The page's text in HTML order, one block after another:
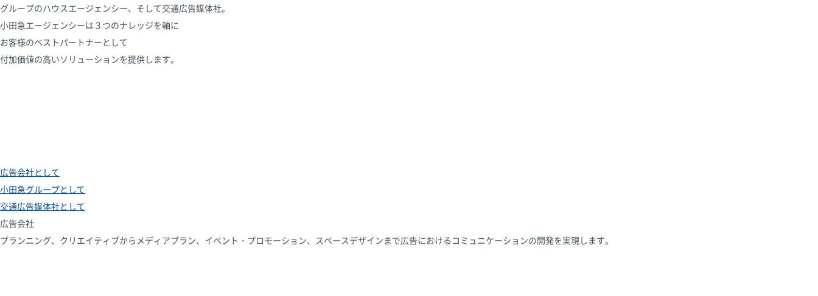
グループのハウスエージェンシー、そして交通広告媒体社。
小田急エージェンシーは３つのナレッジを軸に
お客様のベストパートナーとして
付加価値の高いソリューションを提供します。
広告会社として
小田急グループとして
交通広告媒体社として
広告会社
プランニング、クリエイティブからメディアプラン、イベント・プロモーション、スペースデザインまで広告におけるコミュニケーションの開発を実現します。